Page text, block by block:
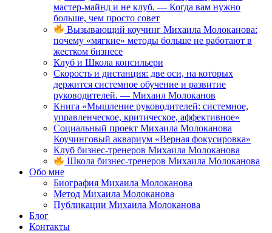
мастер-майнд и не клуб. — Когда вам нужно
больше, чем просто совет
Вызывающий коучинг Михаила Молоканова:
почему «мягкие» методы больше не работают в
жестком бизнесе
Клуб и Школа консильери
Скорость и дистанция: две оси, на которых
держится системное обучение и развитие
руководителей. — Михаил Молоканов
Книга «Мышление руководителей: системное,
управленческое, критическое, аффективное»
Социальный проект Михаила Молоканова
Коучинговый аквариум «Верная фокусировка»
Клуб бизнес-тренеров Михаила Молоканова
Школа бизнес-тренеров Михаила Молоканова
Обо мне
Биография Михаила Молоканова
Метод Михаила Молоканова
Публикации Михаила Молоканова
Блог
Контакты